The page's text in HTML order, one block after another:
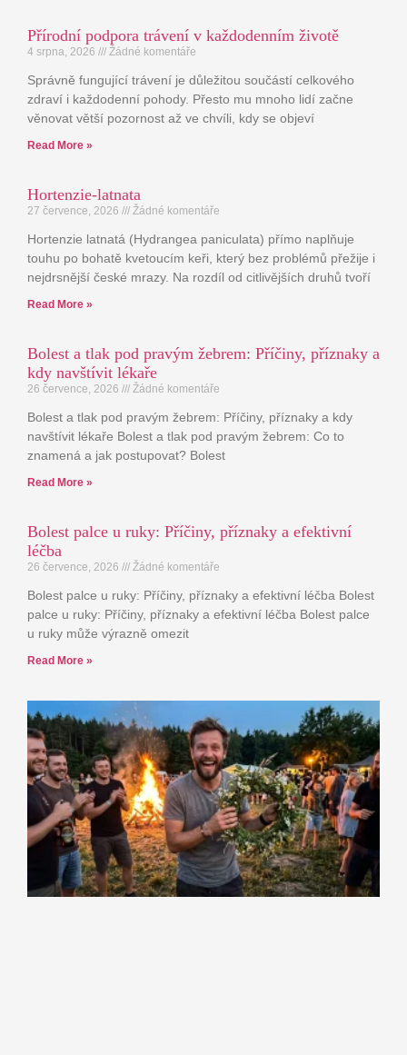
Přírodní podpora trávení v každodenním životě
4 srpna, 2026 Žádné komentáře
Správně fungující trávení je důležitou součástí celkového
zdraví i každodenní pohody. Přesto mu mnoho lidí začne
věnovat větší pozornost až ve chvíli, kdy se objeví
Read More »
Hortenzie-latnata
27 července, 2026 Žádné komentáře
Hortenzie latnatá (Hydrangea paniculata) přímo naplňuje
touhu po bohatě kvetoucím keři, který bez problémů přežije i
nejdrsnější české mrazy. Na rozdíl od citlivějších druhů tvoří
Read More »
Bolest a tlak pod pravým žebrem: Příčiny, příznaky a
kdy navštívit lékaře
26 července, 2026 Žádné komentáře
Bolest a tlak pod pravým žebrem: Příčiny, příznaky a kdy
navštívit lékaře Bolest a tlak pod pravým žebrem: Co to
znamená a jak postupovat? Bolest
Read More »
Bolest palce u ruky: Příčiny, příznaky a efektivní
léčba
26 července, 2026 Žádné komentáře
Bolest palce u ruky: Příčiny, příznaky a efektivní léčba Bolest
palce u ruky: Příčiny, příznaky a efektivní léčba Bolest palce
u ruky může výrazně omezit
Read More »